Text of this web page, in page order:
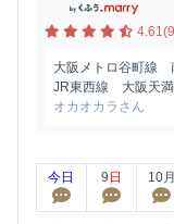
大阪メトロ谷町線
JR東西線 大阪天満
オカオカラさん
今日 9 日 10月